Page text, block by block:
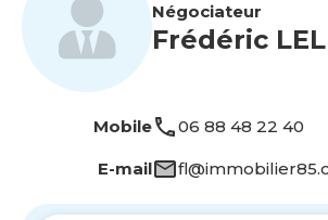
Négociateur
Frédéric
Mobile 06 88 48 22 40
E-mail